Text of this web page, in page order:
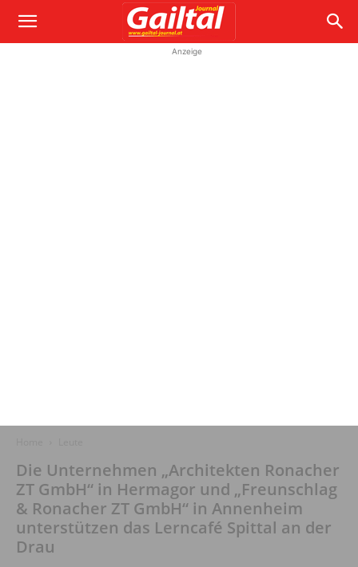
Anzeige
Die Unternehmen „Architekten Ronacher
ZT GmbH“ in Hermagor und „Freunschlag
& Ronacher ZT GmbH“ in Annenheim
unterstützen das Lerncafé Spittal an der
Drau